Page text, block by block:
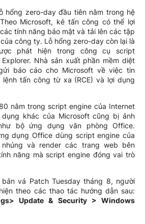
hổng zero-day đầu tiên nằm trong hệ
Microsoft, kẻ tấn công có thể lợi
tính năng bảo mật và tải lên các tập
công ty. Lỗ hổng zero-day còn lại là
phát hiện trong công cụ script
Nhà sản xuất phần mềm diệt
báo cáo cho Microsoft về việc tin
tấn công từ xa (RCE) và lợi dụng
nằm trong script engine của Internet
khác của Microsoft cũng bị ảnh
bộ ứng dụng văn phòng Office.
dụng Office dùng script engine của
nhúng và render các trang web bên
năng mà script engine đóng vai trò
vá Patch Tuesday tháng 8, người
theo các thao tác hướng dẫn sau:
Update & Security > Windows